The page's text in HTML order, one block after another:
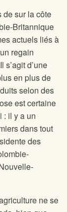
desur la côte
Britannique
actuels liés à
regain
s’agit d’une
en plus de
selon des
est certaine
: il y a un
dans tout
des
ne se